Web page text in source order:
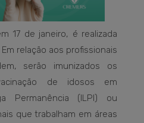
17 de janeiro, é realizada
relação aos profissionais
serão imunizados os
de idosos em
Permanência (ILPI) ou
que trabalham em áreas